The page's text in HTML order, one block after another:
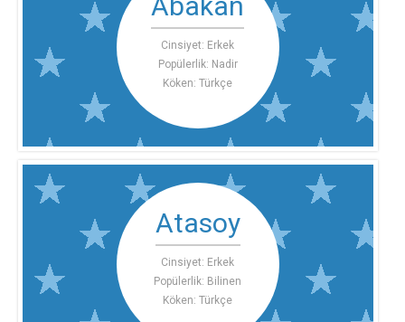
Cinsiyet: Erkek
Popülerlik: Nadir
Köken: Türkçe
Atasoy
Cinsiyet: Erkek
Popülerlik: Bilinen
Köken: Türkçe